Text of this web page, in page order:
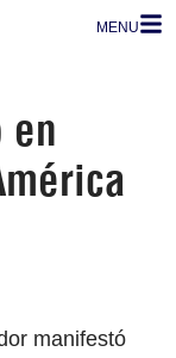
MENU
en
manifestó